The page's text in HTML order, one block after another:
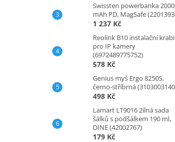
Swissten powerbanka
mAh PD, MagSafe
1 237 Kč
Reolink B10 instalační
pro IP kamery
(6972489775752)
578 Kč
Genius myš Ergo 8250S,
černo-stříbrná
498 Kč
Lamart LT9016 2ílná sada
šálků s podšálkem 190 ml,
DINE (42002767)
179 Kč